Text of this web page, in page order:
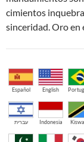
cimientos
sinceridad. Oro en
Español English
עברית Indonesia